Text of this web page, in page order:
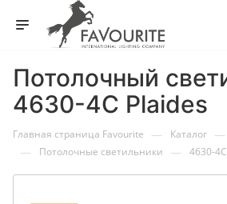
Потолочный
4630-4C Plaides
Главная страница Favourite — Каталог —
— Потолочные светильники — 4630-4C